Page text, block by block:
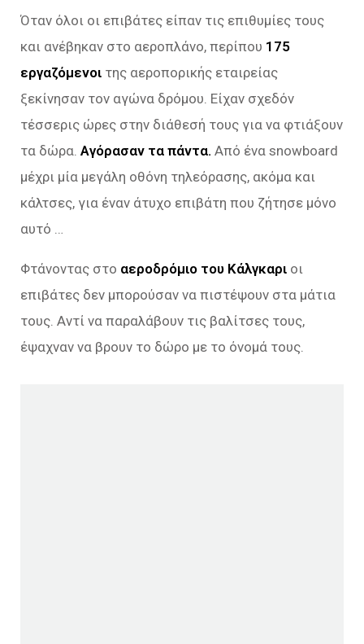
Όταν όλοι οι επιβάτες είπαν τις επιθυμίες τους
και ανέβηκαν στο αεροπλάνο, περίπου 175
εργαζόμενοι της αεροπορικής εταιρείας
ξεκίνησαν τον αγώνα δρόμου. Είχαν σχεδόν
τέσσερις ώρες στην διάθεσή τους για να φτιάξουν
τα δώρα. Αγόρασαν τα πάντα. Από ένα snowboard
μέχρι μία μεγάλη οθόνη τηλεόρασης, ακόμα και
κάλτσες, για έναν άτυχο επιβάτη που ζήτησε μόνο
αυτό …
Φτάνοντας στο αεροδρόμιο του Κάλγκαρι οι
επιβάτες δεν μπορούσαν να πιστέψουν στα μάτια
τους. Αντί να παραλάβουν τις βαλίτσες τους,
έψαχναν να βρουν το δώρο με το όνομά τους.